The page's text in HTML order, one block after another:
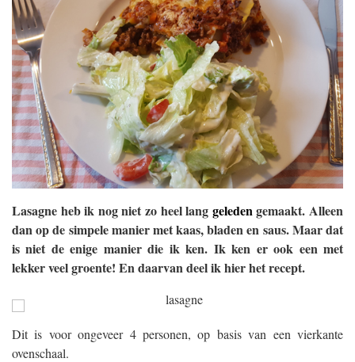
Lasagne heb ik nog niet zo heel lang geledengemaakt. Alleen
dan op de simpele manier met kaas, bladen en saus. Maar dat
is niet de enige manier die ik ken. Ik ken er ook een met
lekker veel groente! En daarvan deel ik hier het recept.
Dit is voor ongeveer 4 personen, op basis van een vierkante
ovenschaal.